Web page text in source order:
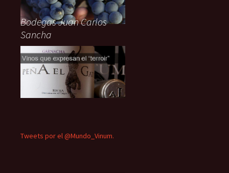
Bodegas Juan Carlos
Sancha
Tweets por el @Mundo_Vinum.